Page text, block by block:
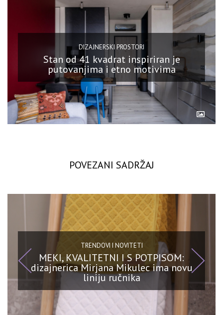
DIZAJNERSKI PROSTORI
Stan od 41 kvadrat inspiriran je
putovanjima i etno motivima
POVEZANI SADRŽAJ
TRENDOVI I NOVITETI
MEKI, KVALITETNI I S POTPISOM:
dizajnerica Mirjana Mikulec ima novu
liniju ručnika